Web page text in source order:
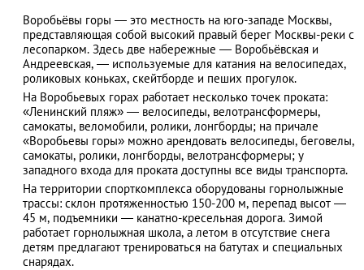
АЗАД
Воробьёвы горы — это местность на юго-западе Москвы,
представляющая собой высокий правый берег Москвы-реки с
лесопарком. Здесь две набережные — Воробьёвская и
Андреевская, — используемые для катания на велосипедах,
роликовых коньках, скейтборде и пеших прогулок.
На Воробьевых горах работает несколько точек проката:
«Ленинский пляж» — велосипеды, велотрансформеры,
самокаты, веломобили, ролики, лонгборды; на причале
«Воробьевы горы» можно арендовать велосипеды, беговелы,
самокаты, ролики, лонгборды, велотрансформеры; у
западного входа для проката доступны все виды транспорта.
На территории спорткомплекса оборудованы горнолыжные
трассы: склон протяженностью 150-200 м, перепад высот —
45 м, подъемники — канатно-кресельная дорога. Зимой
работает горнолыжная школа, а летом в отсутствие снега
детям предлагают тренироваться на батутах и специальных
снарядах.